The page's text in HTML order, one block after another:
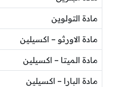
مادة التولوين
مادة الاورثو – اكسيلين
مادة الميتا – اكسيلين
مادة البارا – اكسيلين